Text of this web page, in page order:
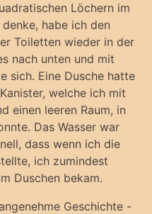
Löchern im
habe ich den
Toiletten wieder in der
nach unten und mit
sich. Eine Dusche hatte
welche ich mit
einen leeren Raum, in
Das Wasser war
dass wenn ich die
ich zumindest
Duschen bekam.
Geschichte -